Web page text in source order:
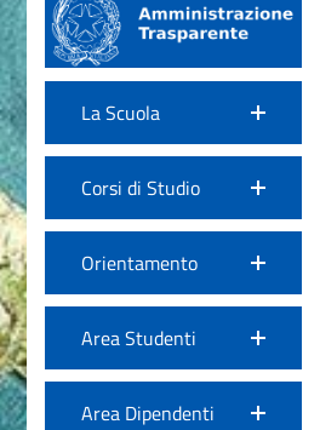
La Scuola
Corsi di Studio
Orientamento
Area Studenti
Area Dipendenti